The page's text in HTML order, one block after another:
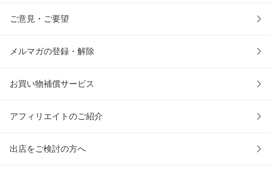
ご意見・ご要望
メルマガの登録・解除
お買い物補償サービス
アフィリエイトのご紹介
出店をご検討の方へ